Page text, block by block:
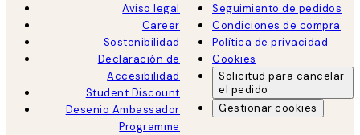
Aviso legal
Career
Sostenibilidad
Declaración de
Accesibilidad
Student Discount
Desenio Ambassador
Programme
Seguimiento de pedidos
Condiciones de compra
Política de privacidad
Cookies
Solicitud para cancelar
el pedido
Gestionar cookies